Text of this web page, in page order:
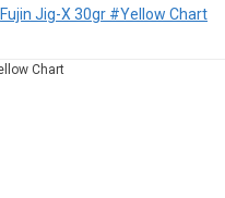
Fujin Jig-X 30gr #Yellow Chart